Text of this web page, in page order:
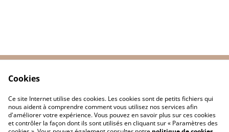
Politique de
confidentialité
Politique de cookies
Cookies
Ce site Internet utilise des cookies. Les cookies sont de petits fichiers qui
nous aident à comprendre comment vous utilisez nos services afin
d'améliorer votre expérience. Vous pouvez en savoir plus sur ces cookies
et contrôler la façon dont ils sont utilisés en cliquant sur « Paramètres des